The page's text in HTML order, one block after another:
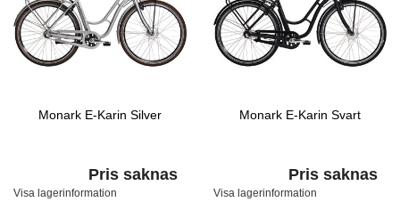
Monark E-Karin Silver
Pris saknas
Visa lagerinformation
Monark E-Karin Svart
Pris saknas
Visa lagerinformation